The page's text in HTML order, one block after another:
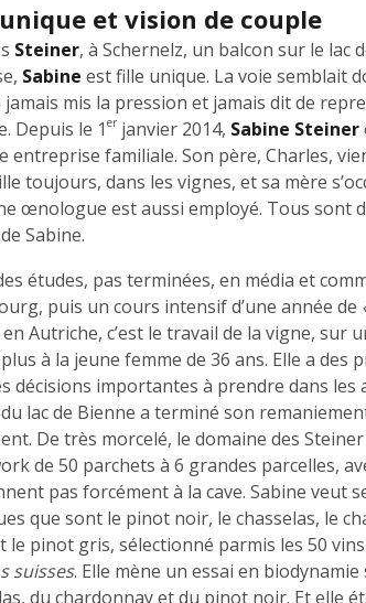
et vision de couple
Steiner, à Schernelz, un balcon sur le lac
Sabine est fille unique. La voie semblait
jamais mis la pression et jamais dit de
Depuis le 1 er janvier 2014, Sabine Steiner
entreprise familiale. Son père, Charles,
toujours, dans les vignes, et sa mère
œnologue est aussi employé. Tous sont
Sabine.
études, pas terminées, en média et
puis un cours intensif d’une année de
Autriche, c’est le travail de la vigne, sur
à la jeune femme de 36 ans. Elle a des
décisions importantes à prendre dans les
lac de Bienne a terminé son
De très morcelé, le domaine des Steiner
de 50 parchets à 6 grandes parcelles,
pas forcément à la cave. Sabine veut
que sont le pinot noir, le chasselas, le
le pinot gris, sélectionné parmis les 50
suisses. Elle mène un essai en biodynamie
du chardonnay et du pinot noir. Et elle